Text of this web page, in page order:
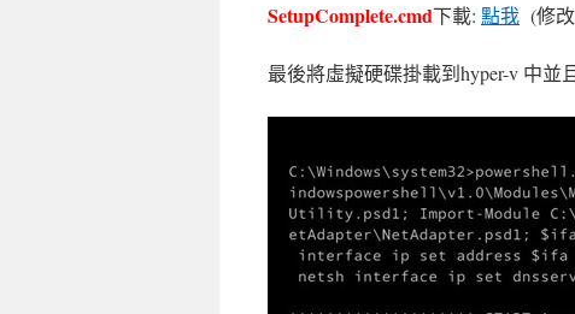
SetupComplete.cmd下載: 點我 (修
最後將虛擬硬碟掛載到hyper-v 中